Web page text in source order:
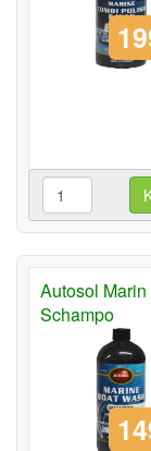
Autosol Marin
Schampo